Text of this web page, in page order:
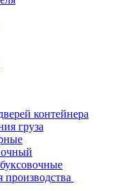
контейнера
груза